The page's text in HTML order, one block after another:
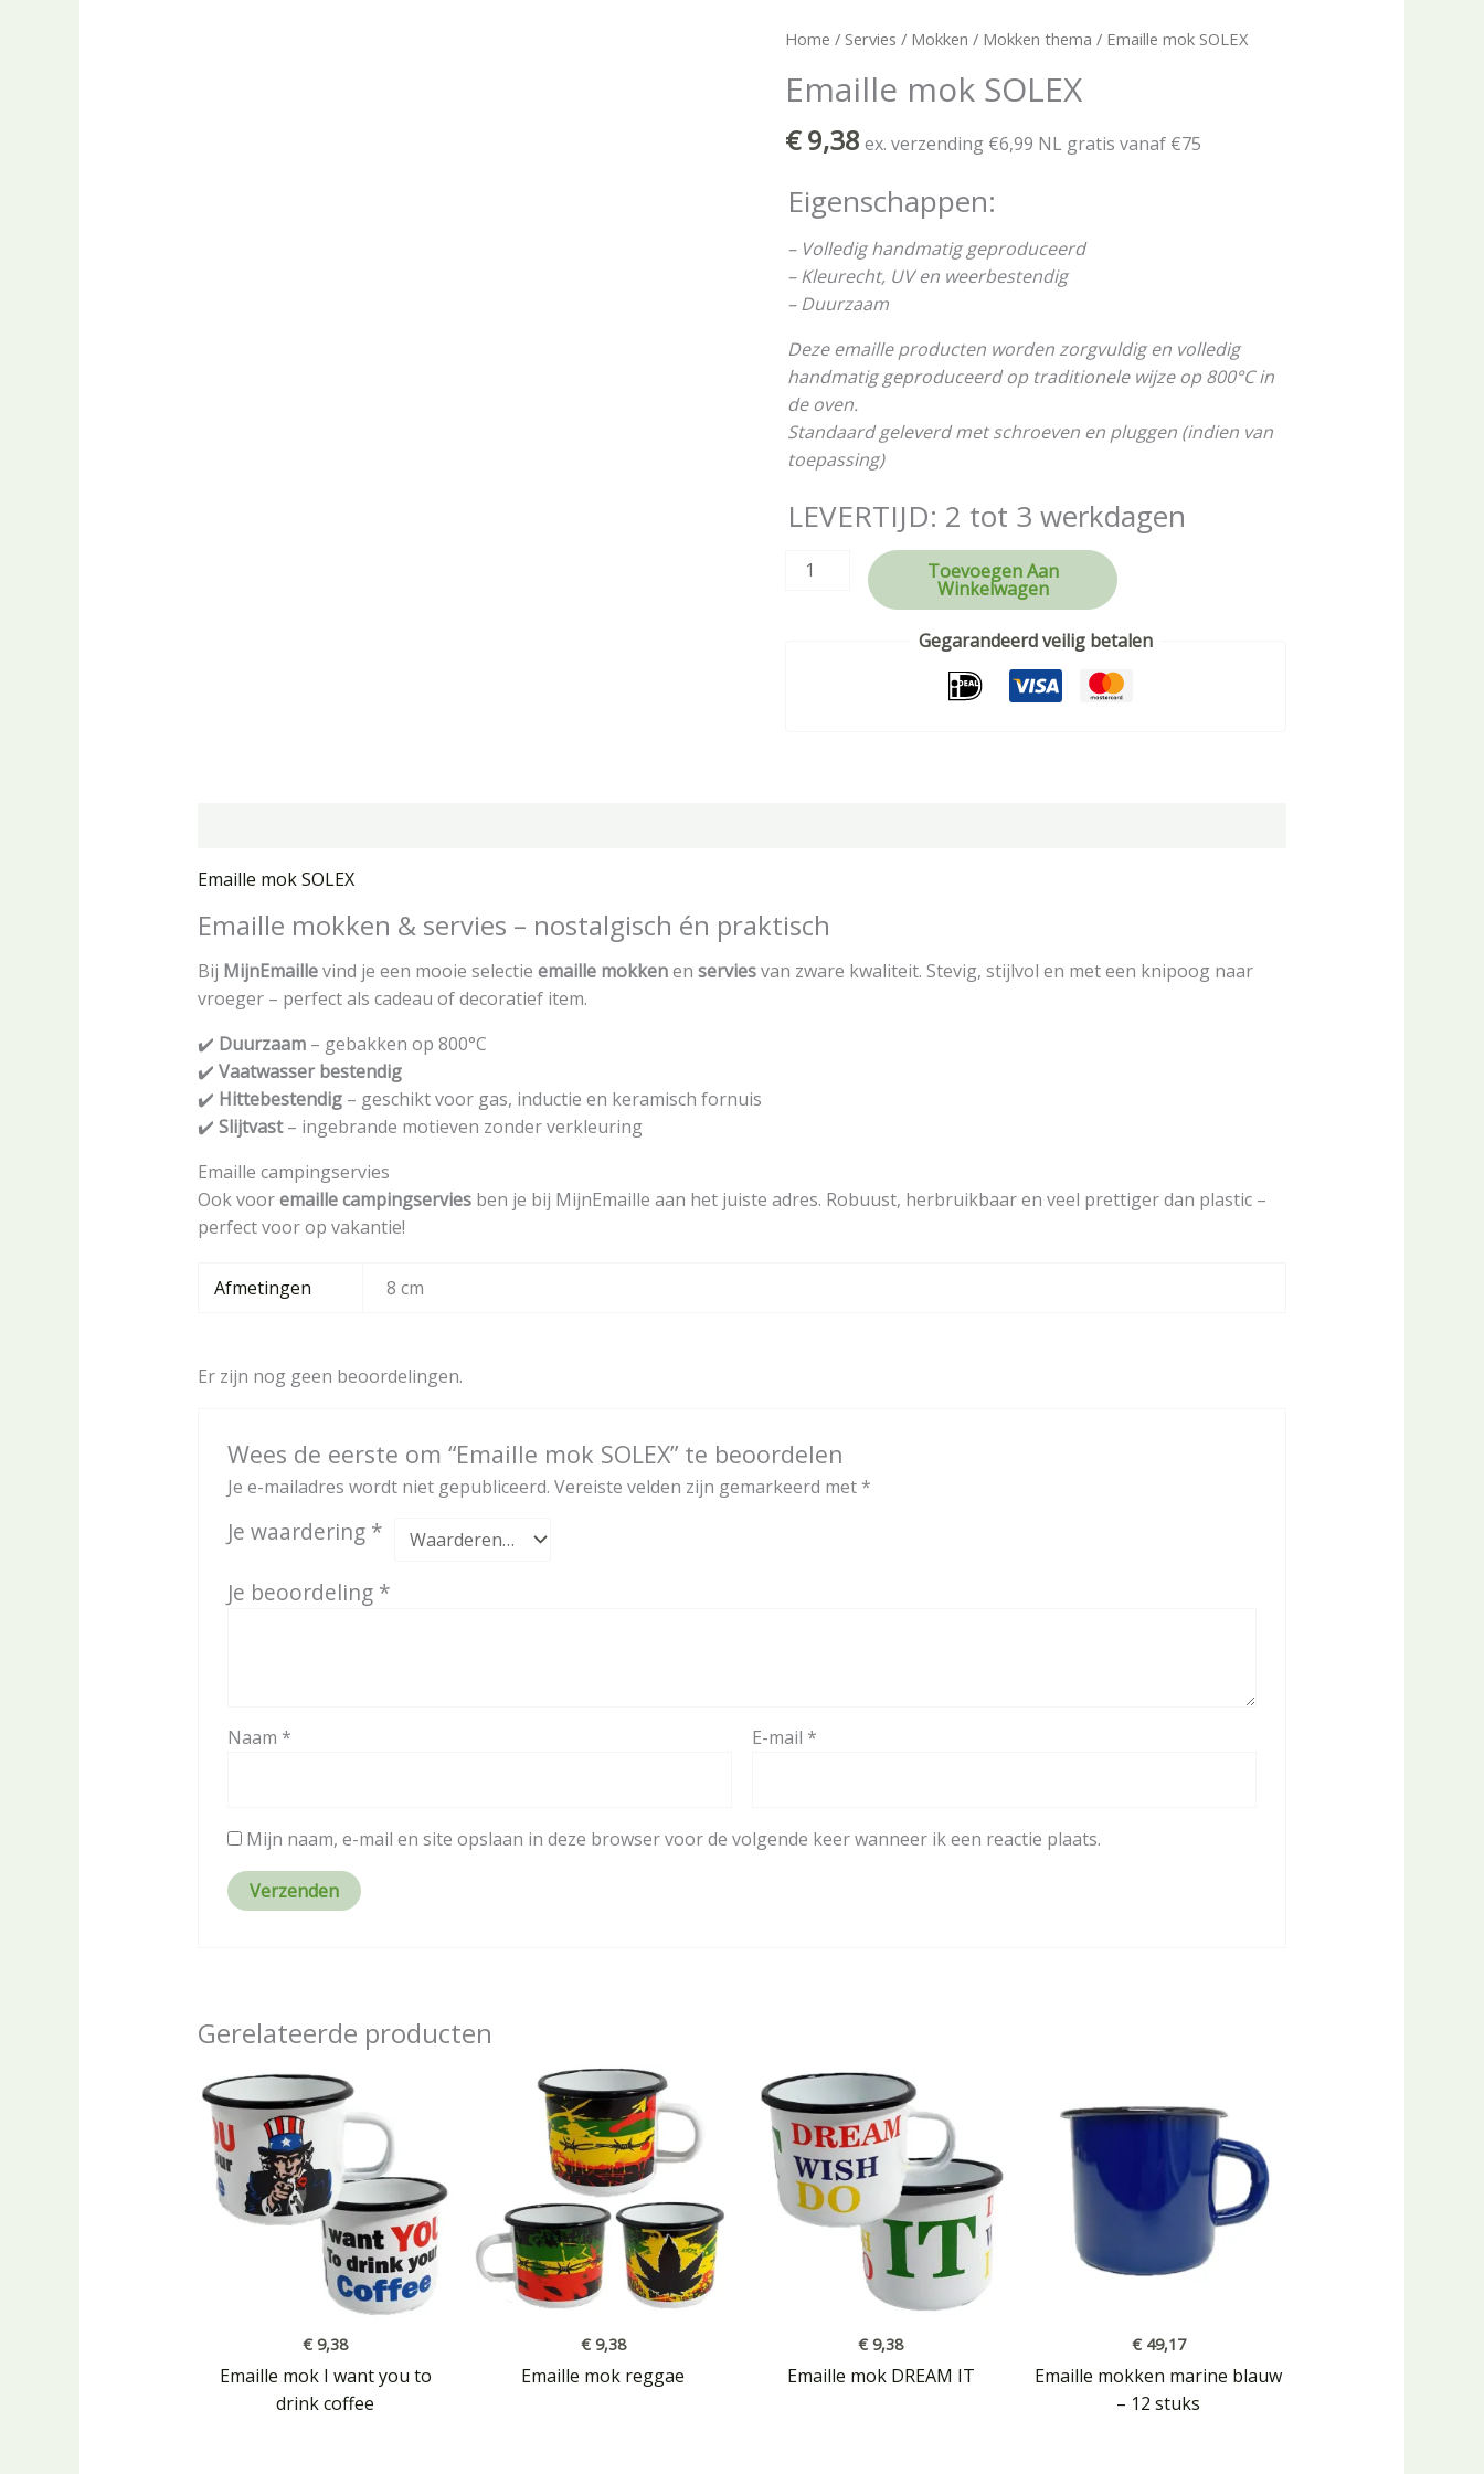
Home / Servies / Mokken / Mokken thema / Emaille mok SOLEX
Emaille mok SOLEX
€9,38 ex. verzending €6,99 NL gratis vanaf €75
Eigenschappen:
– Volledig handmatig geproduceerd
– Kleurecht, UV en weerbestendig
– Duurzaam
Deze emaille producten worden zorgvuldig en volledig
handmatig geproduceerd op traditionele wijze op 800°C in
de oven.
Standaard geleverd met schroeven en pluggen (indien van
toepassing)
LEVERTIJD: 2 tot 3 werkdagen
Emaille
SOLEX
Toevoegen Aan
Winkelwagen
Gegarandeerd veilig betalen
Emaille mok SOLEX
Emaille mokken & servies – nostalgisch én praktisch
Bij MijnEmaillevind je een mooie selectie emaille mokkenen serviesvan zware kwaliteit. Stevig, stijlvol en met een knipoog naar
vroeger – perfect als cadeau of decoratief item.
✔️ Duurzaam– gebakken op 800°C
✔️ Vaatwasser bestendig
✔️ Hittebestendig– geschikt voor gas, inductie en keramisch fornuis
✔️ Slijtvast– ingebrande motieven zonder verkleuring
Emaille campingservies
Ook vooremaille campingserviesben je bij MijnEmaille aan het juiste adres. Robuust, herbruikbaar en veel prettiger dan plastic –
perfect voor op vakantie!
Afmetingen 8 cm
Er zijn nog geen beoordelingen.
Wees de eerste om “Emaille mok SOLEX” te beoordelen
Je e-mailadres wordt niet gepubliceerd. Vereiste velden zijn gemarkeerd met *
Je waardering *
Je beoordeling *
Naam * E-mail *
Mijn naam, e-mail en site opslaan in deze browser voor de volgende keer wanneer ik een reactie plaats.
Gerelateerde producten
€ 9,38
Emaille mok I want you to
drink coffee
€9,38
Emaille mok reggae
€ 9,38
Emaille mok DREAM IT
€49,17
Emaille mokken marine blauw
– 12 stuks